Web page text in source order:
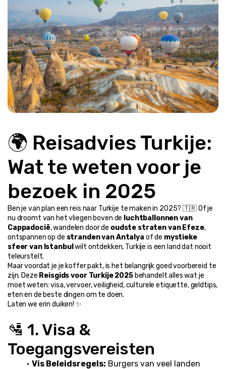
🌍 Reisadvies Turkije:
Wat te weten voor je
bezoek in 2025
Ben je van plan een reis naar Turkije te maken in 2025? 🇹🇷 Of je
nu droomt van het vliegen boven de luchtballonnen van
Cappadocië, wandelen door de oudste straten van Efeze,
ontspannen op de stranden van Antalya of de mystieke
sfeer van Istanbul wilt ontdekken, Turkije is een land dat nooit
teleurstelt.
Maar voordat je je koffer pakt, is het belangrijk goed voorbereid te
zijn. Deze Reisgids voor Turkije 2025 behandelt alles wat je
moet weten: visa, vervoer, veiligheid, culturele etiquette, geldtips,
eten en de beste dingen om te doen.
Laten we erin duiken! ✨
🛂 1. Visa &
Toegangsvereisten
Vis Beleidsregels: Burgers van veel landen